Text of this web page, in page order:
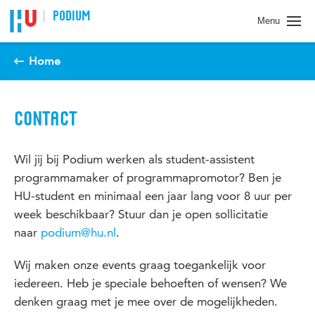
Spring naar pagina inhoud
PODIUM Menu
Home
CONTACT
Wil jij bij Podium werken als student-assistent
programmamaker of programmapromotor? Ben je
HU-student en minimaal een jaar lang voor 8 uur per
week beschikbaar? Stuur dan je open sollicitatie
naar podium@hu.nl .
Wij maken onze events graag toegankelijk voor
iedereen. Heb je speciale behoeften of wensen? We
denken graag met je mee over de mogelijkheden.